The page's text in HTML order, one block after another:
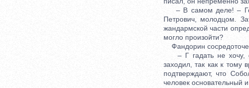
– В самом деле! –
Петрович, молодцом.
жандармской части
могло произойти?
Фандорин
– Г гадать не хочу,
заходил, так как к
подтверждают, что
человек основательный